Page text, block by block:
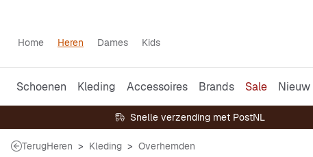
Home Heren Dames Kids
Schoenen Kleding Accessoires Brands Sale Nieuw
Snelle verzending met PostNL
TerugHeren Kleding Overhemden